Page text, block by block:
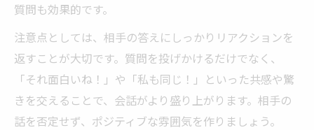
質問も効果的です。
注意点としては、相手の答えにしっかりリアクションを
返すことが大切です。質問を投げかけるだけでなく、
「それ面白いね！」や「私も同じ！」といった共感や驚
きを交えることで、会話がより盛り上がります。相手の
話を否定せず、ポジティブな雰囲気を作りましょう。